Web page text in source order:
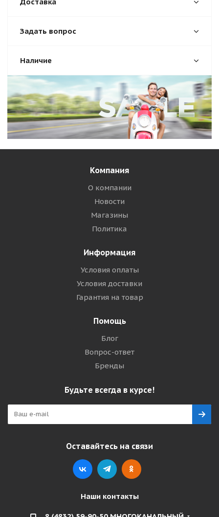
Задать вопрос
Наличие
Компания
О компании
Новости
Магазины
Политика
Информация
Условия оплаты
Условия доставки
Гарантия на товар
Помощь
Блог
Вопрос-ответ
Бренды
Будьте всегда в курсе!
Оставайтесь на связи
Наши контакты